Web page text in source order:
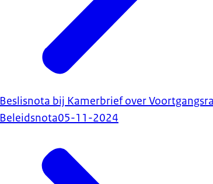
Beslisnota bij Kamerbrief over
Beleidsnota05-11-2024